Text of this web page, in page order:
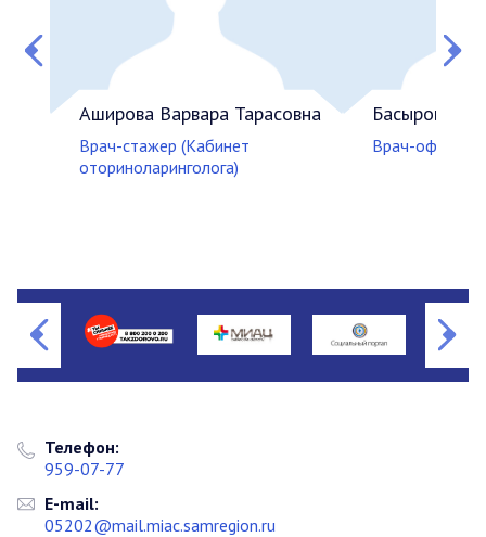
Аширова Варвара Тарасовна
Врач-стажер (Кабинет
оториноларинголога)
Басырова
Врач-
Телефон:
959-07-77
E-mail:
05202@mail.miac.samregion.ru